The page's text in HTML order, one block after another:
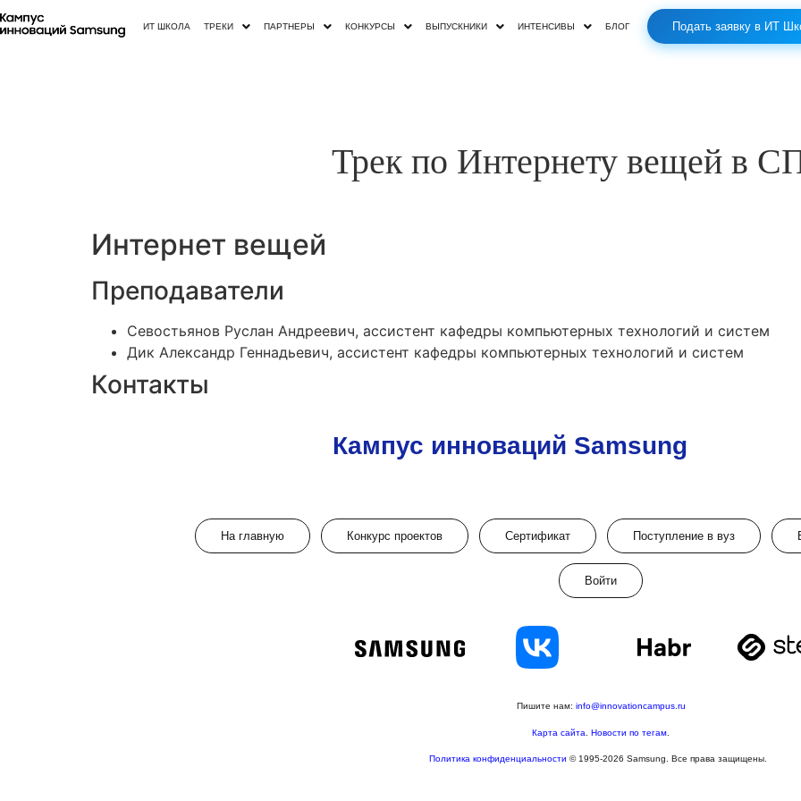
ИТ ШКОЛА ТРЕКИ ПАРТНЕРЫ КОНКУРСЫ ВЫПУСКНИКИ ИНТЕНСИВЫ БЛОГ Подать заявку в ИТ
Трек по Интернету вещей в
Интернет вещей
Преподаватели
Севостьянов Руслан Андреевич, ассистент кафедры компьютерных технологий и систем
Дик Александр Геннадьевич, ассистент кафедры компьютерных технологий и систем
Контакты
Кампус инноваций Samsung
На главную Конкурс проектов Сертификат Поступление в вуз
Войти
Пишите нам: info@innovationcampus.ru
Карта сайта Новости по тегам
Политика конфиденциальности © 1995-2026 Samsung. Все права защищены.